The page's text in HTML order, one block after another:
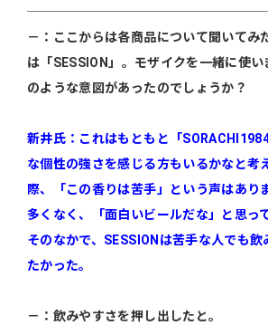
－：ここからは各商品について聞いてみ
は「SESSION」。モザイクを一緒に使
のような意図があったのでしょうか？
新井氏：これはもともと「
な個性の強さを感じる方もいるかなと考
際、「この香りは苦手」という声はあり
多くなく、「面白いビールだな」と思っ
そのなかで、SESSIONは苦手な人でも飲
たかった。
－：飲みやすさを押し出したと。